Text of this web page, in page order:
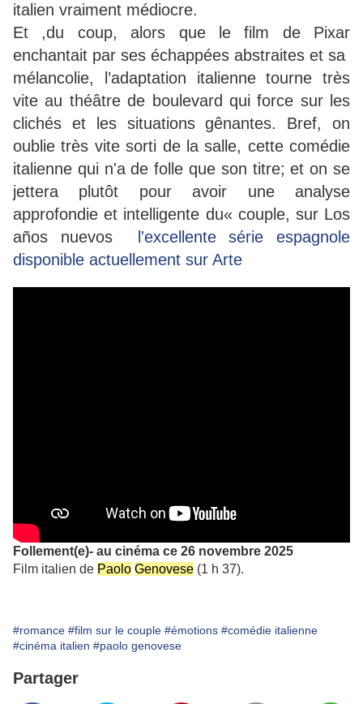
italien vraiment médiocre.
Et ,du coup, alors que le film de Pixar
enchantait par ses échappées abstraites et sa
mélancolie, l’adaptation italienne tourne très
vite au théâtre de boulevard qui force sur les
clichés et les situations gênantes. Bref, on
oublie très vite sorti de la salle, cette comédie
italienne qui n'a de folle que son titre; et on se
jettera plutôt pour avoir une analyse
approfondie et intelligente du« couple, sur Los
años nuevos
l'excellente série espagnole
disponible actuellement sur Arte
Follement(e)- au cinéma ce 26 novembre 2025
Film italien de Paolo Genovese (1 h 37).
#romance #film sur le couple #émotions #comédie italienne
#cinéma italien #paolo genovese
Partager